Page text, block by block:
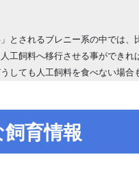
」とされるブレニー系の中では
工飼料へ移行させる事ができれ
しても人工飼料を食べない場
育情報